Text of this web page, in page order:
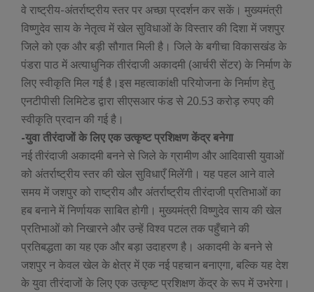
वे राष्ट्रीय-अंतर्राष्ट्रीय स्तर पर अच्छा प्रदर्शन कर सकें। मुख्यमंत्री
विष्णुदेव साय के नेतृत्व में खेल सुविधाओं के विस्तार की दिशा में जशपुर
जिले को एक और बड़ी सौगात मिली है। जिले के बगीचा विकासखंड के
पंडरा पाठ में अत्याधुनिक तीरंदाजी अकादमी (आर्चरी सेंटर) के निर्माण के
लिए स्वीकृति मिल गई है।इस महत्वाकांक्षी परियोजना के निर्माण हेतु
एनटीपीसी लिमिटेड द्वारा सीएसआर फंड से 20.53 करोड़ रुपए की
स्वीकृति प्रदान की गई है।
-युवा तीरंदाजों के लिए एक उत्कृष्ट प्रशिक्षण केंद्र बनेगा
नई तीरंदाजी अकादमी बनने से जिले के ग्रामीण और आदिवासी युवाओं
को अंतर्राष्ट्रीय स्तर की खेल सुविधाएँ मिलेंगी। यह पहल आने वाले
समय में जशपुर को राष्ट्रीय और अंतर्राष्ट्रीय तीरंदाजी प्रतिभाओं का
हब बनाने में निर्णायक साबित होगी। मुख्यमंत्री विष्णुदेव साय की खेल
प्रतिभाओं को निखारने और उन्हें विश्व पटल तक पहुँचाने की
प्रतिबद्धता का यह एक और बड़ा उदाहरण है। अकादमी के बनने से
जशपुर न केवल खेल के क्षेत्र में एक नई पहचान बनाएगा, बल्कि यह देश
के युवा तीरंदाजों के लिए एक उत्कृष्ट प्रशिक्षण केंद्र के रूप में उभरेगा।